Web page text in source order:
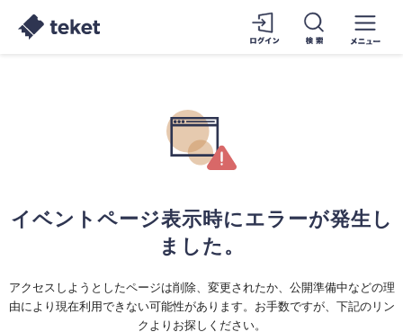
イベントページ表示時にエラーが発生し
ました。
アクセスしようとしたページは削除、変更されたか、公開準備中などの理
由により現在利用できない可能性があります。お手数ですが、下記のリン
クよりお探しください。